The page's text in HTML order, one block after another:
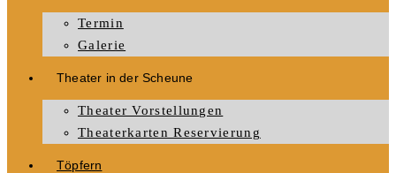
Termin
Galerie
Theater in der Scheune
Theater Vorstellungen
Theaterkarten Reservierung
Töpfern